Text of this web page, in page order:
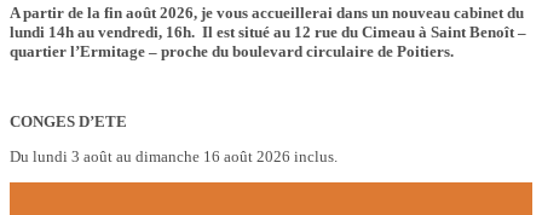
A partir de la fin août 2026, je vous accueillerai dans un nouveau cabinet du
lundi 14h au vendredi, 16h. Il est situé au 12 rue du Cimeau à Saint Benoît –
quartier l’Ermitage – proche du boulevard circulaire de Poitiers.
CONGES D’ETE
Du lundi 3 août au dimanche 16 août 2026 inclus.